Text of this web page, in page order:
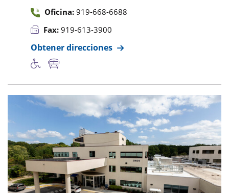
Oficina: 919-668-6688
Fax: 919-613-3900
Obtener direcciones